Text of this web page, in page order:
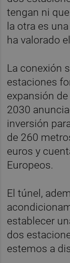
tengan ni
la otra es
ha valorado
La conexión
estaciones
expansión
2030
inversión
de 260
euros y
Europeos.
El túnel,
establecer
dos
estemos a